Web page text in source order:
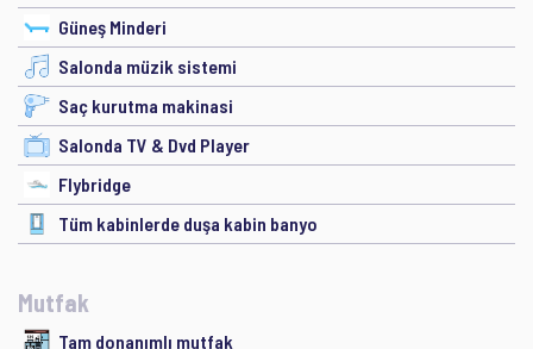
Güneş Minderi
Salonda müzik sistemi
Saç kurutma makinasi
Salonda TV & Dvd Player
Flybridge
Tüm kabinlerde duşa kabin banyo
Mutfak
Tam donanımlı mutfak